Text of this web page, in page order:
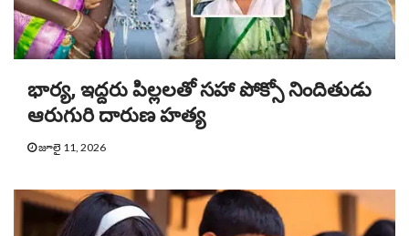
భార్య, ఇద్దరు పిల్లలతో సహా పోక్సో నిందితుడు
ఆరుగురి దారుణ హత్య
జూలై 11, 2026